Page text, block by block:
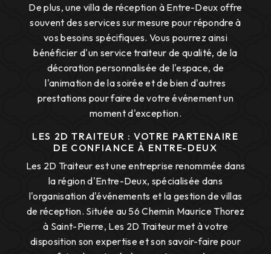
De plus, une villa de réception à Entre-Deux offre
souvent des services sur mesure pour répondre à
vos besoins spécifiques. Vous pourrez ainsi
bénéficier d'un service traiteur de qualité, de la
décoration personnalisée de l'espace, de
l'animation de la soirée et de bien d'autres
prestations pour faire de votre événement un
moment d'exception.
LES 2D TRAITEUR : VOTRE PARTENAIRE
DE CONFIANCE À ENTRE-DEUX
Les 2D Traiteur est une entreprise renommée dans
la région d'Entre-Deux, spécialisée dans
l'organisation d'événements et la gestion de villas
de réception. Située au 56 Chemin Maurice Thorez
à Saint-Pierre, Les 2D Traiteur met à votre
disposition son expertise et son savoir-faire pour